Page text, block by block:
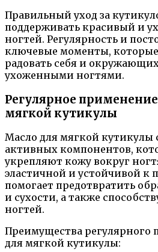
Правильный уход за
поддерживать красивый и
ногтей. Регулярность и
ключевые моменты, которые
радовать себя и
ухоженными ногтями.
Регулярное
мягкой кутикулы
Масло для мягкой кутикулы
активных компонентов,
укрепляют кожу вокруг
эластичной и устойчивой к
помогает предотвратить
и сухости, а также
ногтей.
Преимущества регулярного
для мягкой кутикулы: